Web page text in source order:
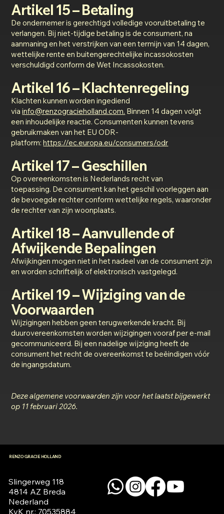
Artikel 15 – Betaling
De ondernemer is gerechtigd volledige vooruitbetaling te
verlangen. Bij niet-tijdige betaling is de consument, na
aanmaning en het verstrijken van een termijn van 14 dagen,
wettelijke rente en buitengerechtelijke incassokosten
verschuldigd conform de Wet Incassokosten.
Artikel 16 – Klachtenregeling
Klachten kunnen worden ingediend
viainfo@renzogracieholland.com. Binnen 14 dagen volgt
een inhoudelijke reactie. Consumenten kunnen tevens
gebruikmaken van het EU ODR-
platform:https://ec.europa.eu/consumers/odr
Artikel 17 – Geschillen
Op overeenkomsten is Nederlands recht van
toepassing. De consument kan het geschil voorleggen aan
de bevoegde rechter conform wettelijke regels, waaronder
de rechter van zijn woonplaats.
Artikel 18 – Aanvullende of
Afwijkende Bepalingen
Afwijkingen mogen niet in het nadeel van de consument zijn
en worden schriftelijk of elektronisch vastgelegd.
Artikel 19 – Wijziging van de
Voorwaarden
Wijzigingen hebben geen terugwerkende kracht. Bij
duurovereenkomsten worden wijzigingen vooraf per e-mail
gecommuniceerd. Bij een nadelige wijziging heeft de
consument het recht de overeenkomst te beëindigen vóór
de ingangsdatum.
Deze algemene voorwaarden zijn voor het laatst bijgewerkt
op 11 februari 2026.
RENZO GRACIE HOLLAND
Slingerweg 118
4814 AZ Breda
Nederland
KvK nr.: 70535884